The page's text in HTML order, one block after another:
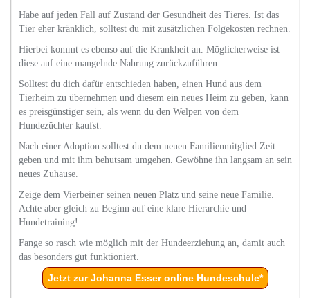
Habe auf jeden Fall auf Zustand der Gesundheit des Tieres. Ist das
Tier eher kränklich, solltest du mit zusätzlichen Folgekosten rechnen.
Hierbei kommt es ebenso auf die Krankheit an. Möglicherweise ist
diese auf eine mangelnde Nahrung zurückzuführen.
Solltest du dich dafür entschieden haben, einen Hund aus dem
Tierheim zu übernehmen und diesem ein neues Heim zu geben, kann
es preisgünstiger sein, als wenn du den Welpen von dem
Hundezüchter kaufst.
Nach einer Adoption solltest du dem neuen Familienmitglied Zeit
geben und mit ihm behutsam umgehen. Gewöhne ihn langsam an sein
neues Zuhause.
Zeige dem Vierbeiner seinen neuen Platz und seine neue Familie.
Achte aber gleich zu Beginn auf eine klare Hierarchie und
Hundetraining!
Fange so rasch wie möglich mit der Hundeerziehung an, damit auch
das besonders gut funktioniert.
Jetzt zur Johanna Esser online Hundeschule*